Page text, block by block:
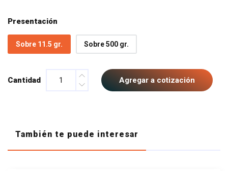
Presentación
Sobre 11.5 gr. Sobre 500 gr.
Cantidad Agregar a cotización
También te puede interesar